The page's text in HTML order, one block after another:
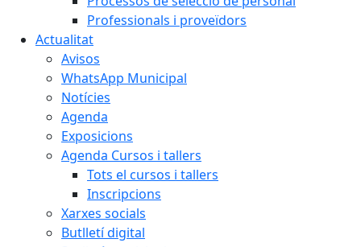
Professionals i proveïdors
Actualitat
Avisos
WhatsApp Municipal
Notícies
Agenda
Exposicions
Agenda Cursos i tallers
Tots el cursos i tallers
Inscripcions
Xarxes socials
Butlletí digital